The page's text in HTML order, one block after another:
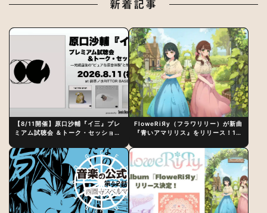
新着記事
【8/11開催】原口沙輔『イ三』プレ
ミアム試聴会 ＆トーク・セッション
制作秘話
FloweRiЯy（フラワリリー）が新曲
『青いアマリリス』をリリース！1st